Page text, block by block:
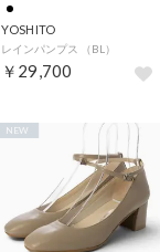
YOSHITO
レインパンプス （BL）
￥29,700
NEW